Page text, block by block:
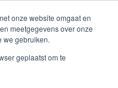
onze website omgaat en
meetgegevens over onze
we gebruiken.
geplaatst om te
Duurzaamheid
Verkooppunten